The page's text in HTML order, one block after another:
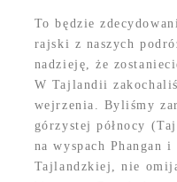
To będzie
rajski z naszych
nadzieję, że
W Tajlandii
wejrzenia. Byliśmy
górzystej północy
na wyspach Phangan
Tajlandzkiej, nie